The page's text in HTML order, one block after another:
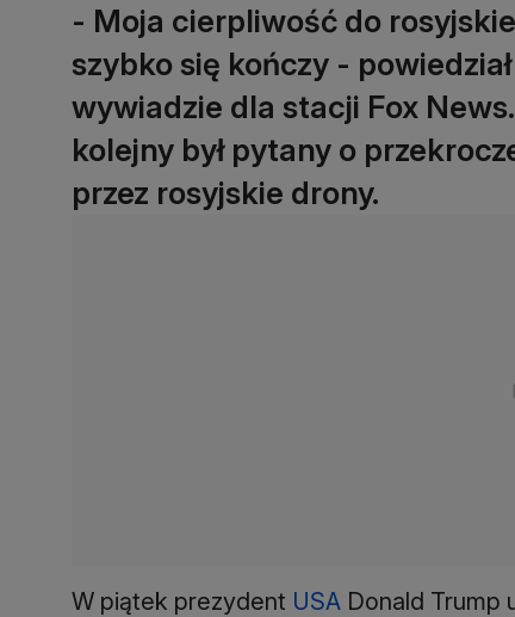
- Moja cierpliwość do
szybko się kończy -
wywiadzie dla stacji Fox
kolejny był pytany o
przez rosyjskie drony.
W piątek prezydent USA Donald Trump